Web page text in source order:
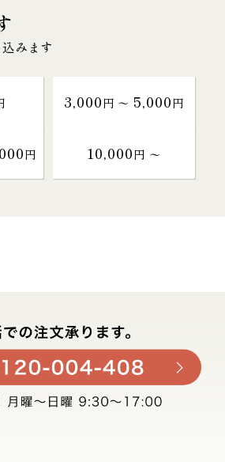
みます
3,000円 〜 5,000円
円 10,000円 〜